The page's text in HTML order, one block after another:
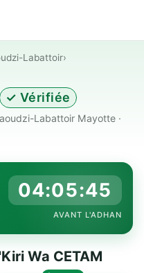
Labattoir›
✓ Vérifiée
Labattoir Mayotte ·
04:05:44
AVANT L'ADHAN
Wa CETAM